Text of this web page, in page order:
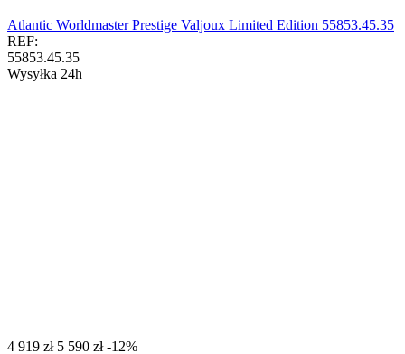
Atlantic Worldmaster Prestige Valjoux Limited Edition 55853.45.35
REF:
55853.45.35
Wysyłka 24h
‍4 919‍ zł ‍5 590‍ zł -12%